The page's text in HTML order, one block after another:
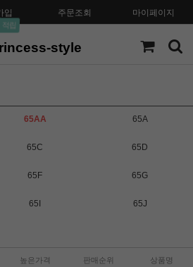
입
적립
주문조회 마이페이지
style
65AA 65A
65C 65D
65F 65G
65I 65J
높은가격 판매순위 상품명